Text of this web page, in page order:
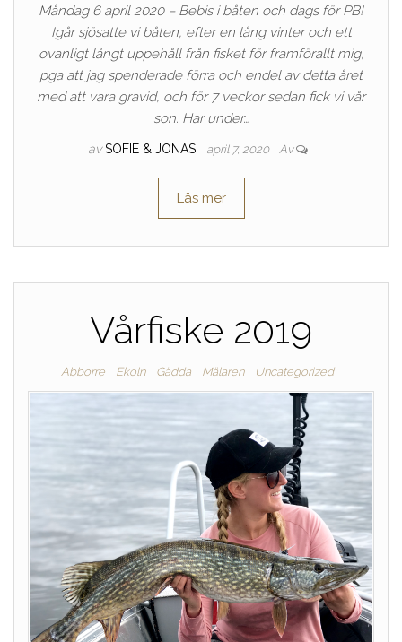
Måndag 6 april 2020 – Bebis i båten och dags för PB!
Igår sjösatte vi båten, efter en lång vinter och ett
ovanligt långt uppehåll från fisket för framförallt mig,
pga att jag spenderade förra och endel av detta året
med att vara gravid, och för 7 veckor sedan fick vi vår
son. Har under…
av SOFIE & JONAS april 7, 2020 Av
Läs mer
Vårfiske 2019
Abborre Ekoln Gädda Mälaren Uncategorized